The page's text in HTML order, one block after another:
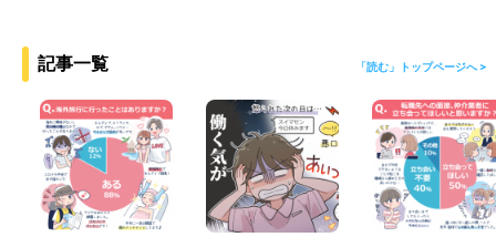
記事一覧 「読む」トップページへ >